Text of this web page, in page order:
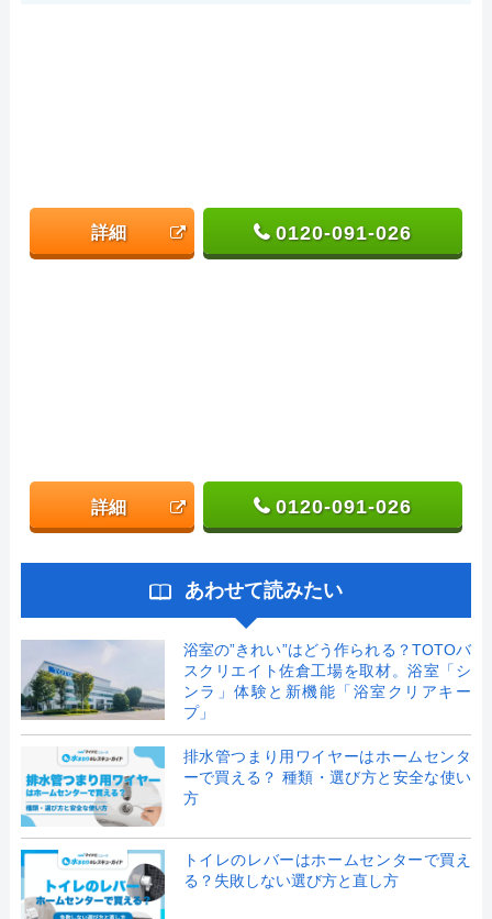
詳細 0120-091-026
詳細 0120-091-026
あわせて読みたい
浴室の”きれい”はどう作られる？TOTOバ
スクリエイト佐倉工場を取材。浴室「シ
ンラ」体験と新機能「浴室クリアキー
プ」
排水管つまり用ワイヤーはホームセンタ
ーで買える？ 種類・選び方と安全な使い
方
トイレのレバーはホームセンターで買え
る？失敗しない選び方と直し方